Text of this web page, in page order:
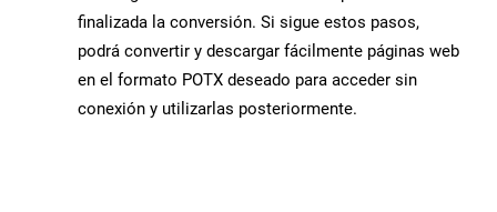
finalizada la conversión. Si sigue estos pasos,
podrá convertir y descargar fácilmente páginas web
en el formato POTX deseado para acceder sin
conexión y utilizarlas posteriormente.